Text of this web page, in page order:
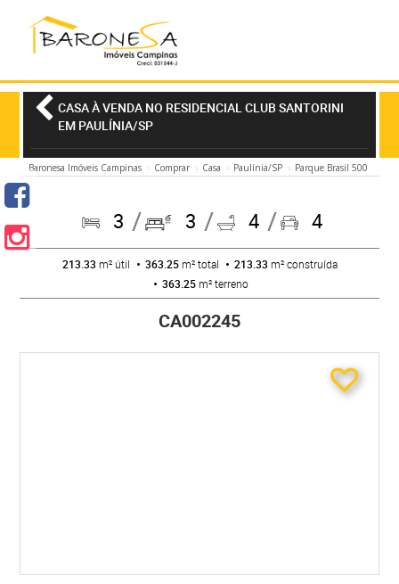
CASA À VENDA NO RESIDENCIAL CLUB SANTORINI
EM PAULÍNIA/SP
Baronesa Imóveis Campinas Comprar Casa Paulínia/SP Parque Brasil 500
3 3 4 4
213.33 m² útil 363.25m² total 213.33 m² construída
363.25m² terreno
CA002245